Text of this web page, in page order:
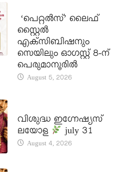
‘പെറ്റൽസ്’ ലൈഫ്
സ്റ്റൈൽ
എക്സിബിഷനും
സെയിലും ഓഗസ്റ്റ് 8-ന്
പെരുമാനൂരിൽ
August 5, 2026
വിശുദ്ധ ഇഗ്നേഷ്യസ്
ലയോള
july 31
August 4, 2026